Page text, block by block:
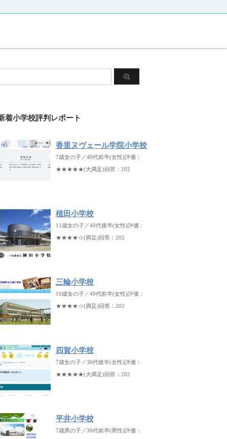
着小学校評判レポート
香里ヌヴェール学院小学校
7歳女の子／40代前半(女性)評価：
★★★★★(大満足)回答：202
植田小学校
11歳女の子／40代後半(女性)評価：
★★★★☆(満足)回答：202
三輪小学校
10歳女の子／40代前半(女性)評価：
★★★★☆(満足)回答：202
四賀小学校
7歳女の子／30代後半(女性)評価：
★★★★★(大満足)回答：202
平井小学校
7歳男の子／30代前半(男性)評価：